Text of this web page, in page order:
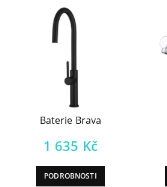
Baterie Brava
1 635 Kč
PODROBNOSTI